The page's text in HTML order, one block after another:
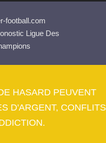
football.com
Ligue Des
HASARD PEUVENT
D'ARGENT, CONFLITS